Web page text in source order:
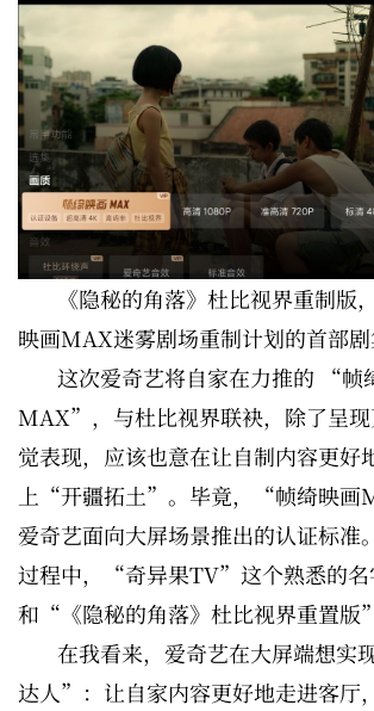
《隐秘的角落》杜比视界重制版
映画MAX迷雾剧场重制计划的首部剧
这次爱奇艺将自家在力推的 “帧
MAX”，与杜比视界联袂，除了呈现
觉表现，应该也意在让自制内容更好
上“开疆拓土”。毕竟，“帧绮映画
爱奇艺面向大屏场景推出的认证标准
过程中，“奇异果TV”这个熟悉的名
和“《隐秘的角落》杜比视界重置版
在我看来，爱奇艺在大屏端想实
达人”：让自家内容更好地走进客厅